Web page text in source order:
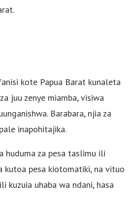
kote Papua Barat kunaleta
juu zenye miamba, visiwa
Barabara, njia za
inapohitajika.
huduma za pesa taslimu ili
kutoa pesa kiotomatiki, na vituo
kuzuia uhaba wa ndani, hasa